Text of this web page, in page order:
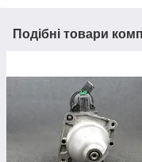
Подібні товари